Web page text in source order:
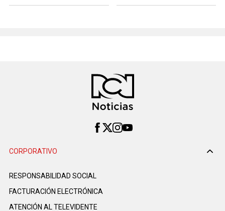
CORPORATIVO
RESPONSABILIDAD SOCIAL
FACTURACIÓN ELECTRÓNICA
ATENCIÓN AL TELEVIDENTE